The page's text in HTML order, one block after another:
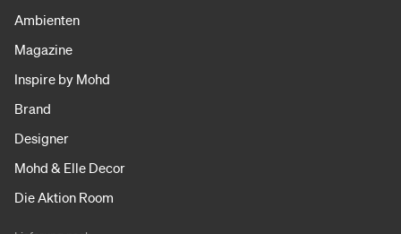
Ambienten
Magazine
Inspire by Mohd
Brand
Designer
Mohd & Elle Decor
Die Aktion Room